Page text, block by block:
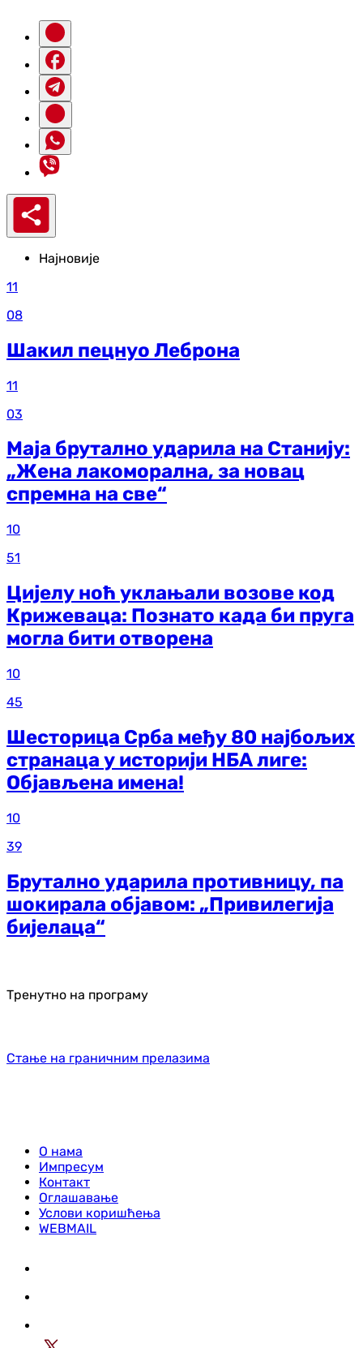
Најновије
11
08
Шакил пецнуо Леброна
11
03
Маја брутално ударила на Станију:
„Жена лакоморална, за новац
спремна на све“
10
51
Цијелу ноћ уклањали возове код
Крижеваца: Познато када би пруга
могла бити отворена
10
45
Шесторица Срба међу 80 најбољих
странаца у историји НБА лиге:
Објављена имена!
10
39
Брутално ударила противницу, па
шокирала објавом: „Привилегија
бијелаца“
Тренутно на програму
Стање на граничним прелазима
О нама
Импресум
Контакт
Оглашавање
Услови коришћења
WEBMAIL